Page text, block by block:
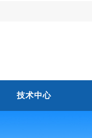
技术中心